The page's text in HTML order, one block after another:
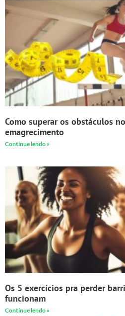
Como superar os obstáculos
emagrecimento
Continue lendo »
Os 5 exercícios pra perder
funcionam
Continue lendo »